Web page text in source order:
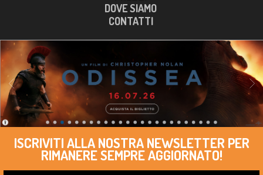
ISCRIVITI ALLA NOSTRA NEWSLETTER PER
RIMANERE SEMPRE AGGIORNATO!